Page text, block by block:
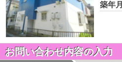
築年月
お問い合わせ内容の入力